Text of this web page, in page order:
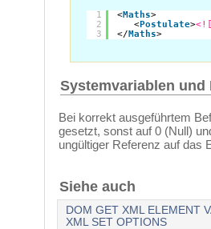
1
2
3
<Maths>
<Postulate>
</Maths>
Systemvariablen und
Bei korrekt ausgeführtem
gesetzt, sonst auf 0 (Null)
ungültiger Referenz auf das
Siehe auch
DOM GET XML ELEMENT
XML SET OPTIONS